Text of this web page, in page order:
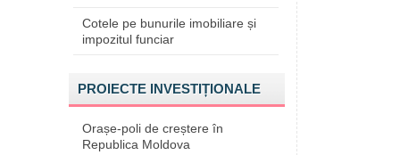
Cotele pe bunurile imobiliare și
impozitul funciar
PROIECTE INVESTIȚIONALE
Orașe-poli de creștere în
Republica Moldova